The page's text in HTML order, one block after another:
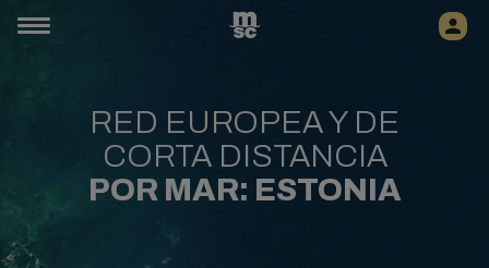
RED EUROPEA Y DE
CORTA DISTANCIA
POR MAR: ESTONIA